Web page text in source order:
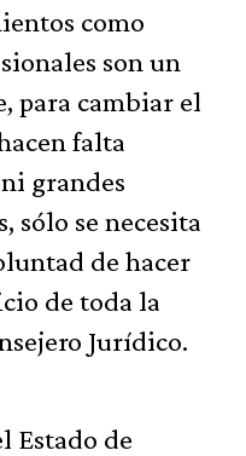
como
son un
para cambiar el
falta
grandes
sólo se necesita
de hacer
de toda la
Jurídico.
Estado de